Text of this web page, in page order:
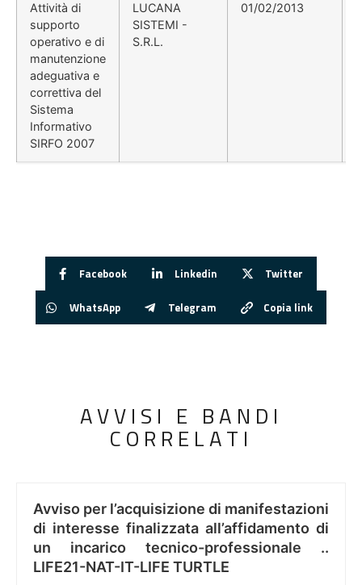
Attività di
supporto
operativo e di
manutenzione
adeguativa e
correttiva del
Sistema
Informativo
SIRFO 2007
LUCANA
SISTEMI -
S.R.L.
01/02/2013
Facebook Linkedin Twitter
WhatsApp Telegram Copia link
AVVISI E BANDI
CORRELATI
Avviso per l’acquisizione di manifestazioni
di interesse finalizzata all’affidamento di
un incarico tecnico-professionale ..
LIFE21-NAT-IT-LIFE TURTLE